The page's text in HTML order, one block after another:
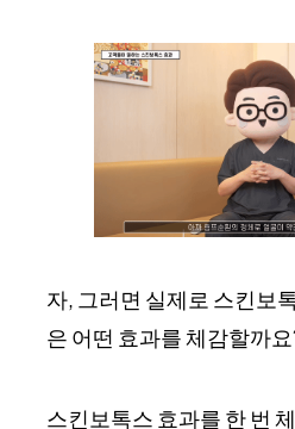
자, 그러면 실제로 스킨보
은 어떤 효과를 체감할까
스킨보톡스 효과를 한 번